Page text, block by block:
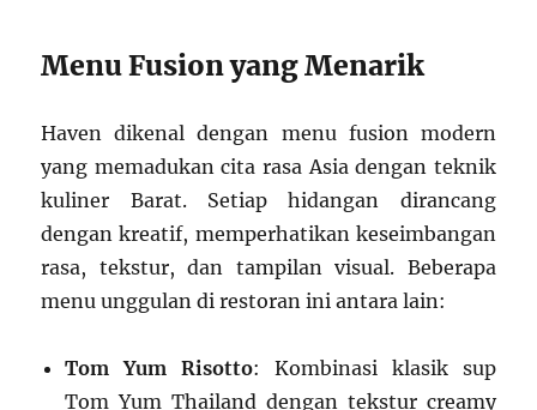
Menu Fusion yang Menarik
Haven dikenal dengan menu fusion modern
yang memadukan cita rasa Asia dengan teknik
kuliner Barat. Setiap hidangan dirancang
dengan kreatif, memperhatikan keseimbangan
rasa, tekstur, dan tampilan visual. Beberapa
menu unggulan di restoran ini antara lain:
Tom Yum Risotto: Kombinasi klasik sup
Tom Yum Thailand dengan tekstur creamy